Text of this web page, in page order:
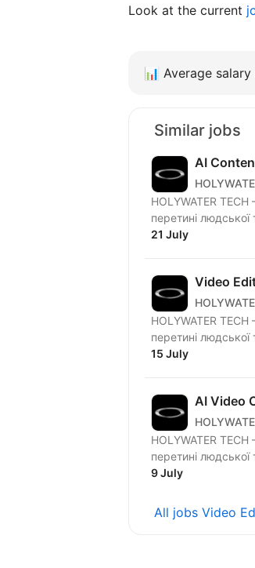
Look at the current
📊 Average
Similar jobs
AI
HOLYWATER
перетині
21 July
Video
HOLYWATER
перетині
15 July
AI Video
HOLYWATER
перетині
9 July
All jobs Video